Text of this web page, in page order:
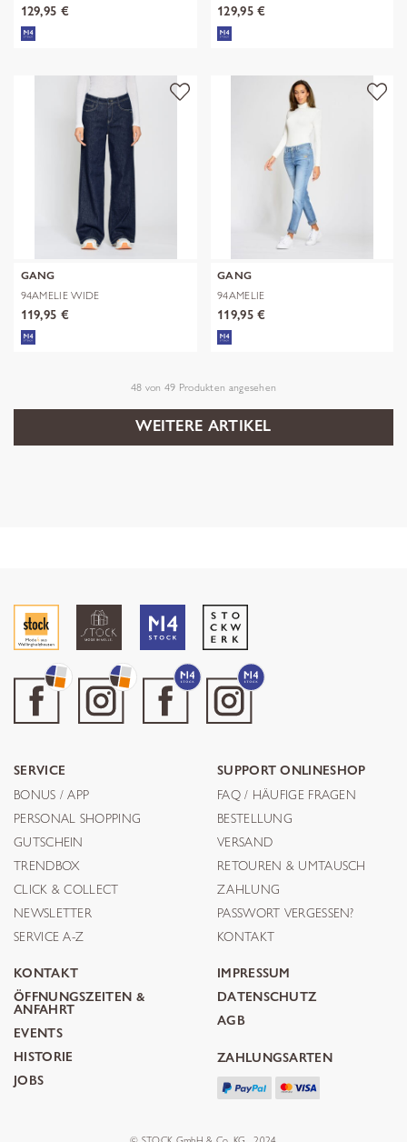
129,95 € 129,95 €
GANG
94AMELIE WIDE
119,95 €
GANG
94AMELIE
119,95 €
48 von 49 Produkten angesehen
WEITERE ARTIKEL
SERVICE
BONUS / APP
PERSONAL SHOPPING
GUTSCHEIN
TRENDBOX
CLICK & COLLECT
NEWSLETTER
SERVICE A-Z
SUPPORT ONLINESHOP
FAQ / HÄUFIGE FRAGEN
BESTELLUNG
VERSAND
RETOUREN & UMTAUSCH
ZAHLUNG
PASSWORT VERGESSEN?
KONTAKT
KONTAKT
ÖFFNUNGSZEITEN &
ANFAHRT
EVENTS
HISTORIE
JOBS
IMPRESSUM
DATENSCHUTZ
AGB
ZAHLUNGSARTEN